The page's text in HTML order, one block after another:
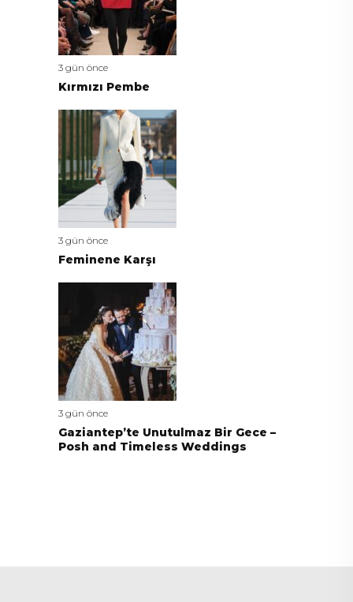
3 gün önce
Kırmızı Pembe
3 gün önce
Feminene Karşı
3 gün önce
Gaziantep’te Unutulmaz Bir Gece –
Posh and Timeless Weddings